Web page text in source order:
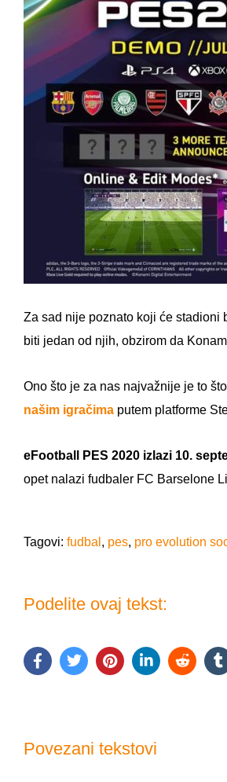
Za sad nije poznato koji će stadioni
biti jedan od njih, obzirom da
Ono što je za nas najvažnije je to
našim igračima putem platforme
eFootball PES 2020 izlazi 10.
opet nalazi fudbaler FC Barselone
Tagovi: fudbal , pes, pro evolution
Podelite ovaj tekst:
Povezani tekstovi